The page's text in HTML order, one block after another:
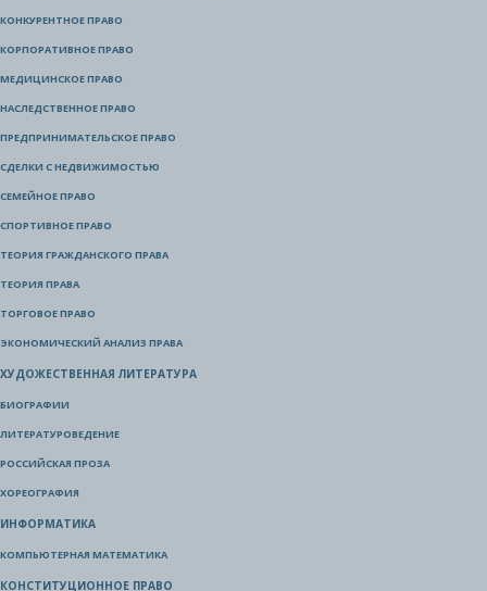
КОНКУРЕНТНОЕ ПРАВО
КОРПОРАТИВНОЕ ПРАВО
МЕДИЦИНСКОЕ ПРАВО
НАСЛЕДСТВЕННОЕ ПРАВО
ПРЕДПРИНИМАТЕЛЬСКОЕ ПРАВО
СДЕЛКИ С НЕДВИЖИМОСТЬЮ
СЕМЕЙНОЕ ПРАВО
СПОРТИВНОЕ ПРАВО
ТЕОРИЯ ГРАЖДАНСКОГО ПРАВА
ТЕОРИЯ ПРАВА
ТОРГОВОЕ ПРАВО
ЭКОНОМИЧЕСКИЙ АНАЛИЗ ПРАВА
ХУДОЖЕСТВЕННАЯ ЛИТЕРАТУРА
БИОГРАФИИ
ЛИТЕРАТУРОВЕДЕНИЕ
РОССИЙСКАЯ ПРОЗА
ХОРЕОГРАФИЯ
ИНФОРМАТИКА
КОМПЬЮТЕРНАЯ МАТЕМАТИКА
КОНСТИТУЦИОННОЕ ПРАВО